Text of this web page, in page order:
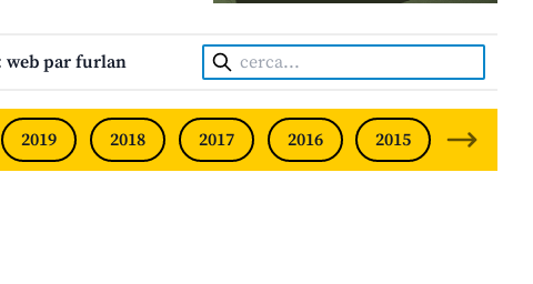
web par furlan Cerca:
2019 2018 2017 2016 2015 2014